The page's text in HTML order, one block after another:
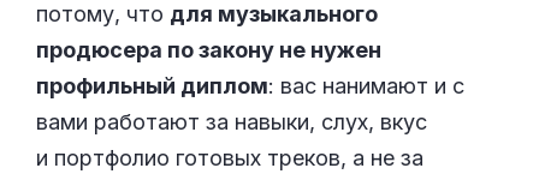
потому, что для музыкального
продюсера по закону не нужен
профильный диплом: вас нанимают и с
вами работают за навыки, слух, вкус
и портфолио готовых треков, а не за